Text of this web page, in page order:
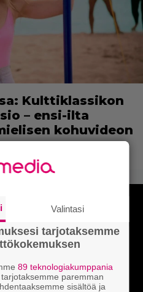
Kulttiklassikon
– ensi-ilta
kohuvideon
Valintasi
tarjotaksemme
89 teknologiakumppania
paremman
sisältöä ja